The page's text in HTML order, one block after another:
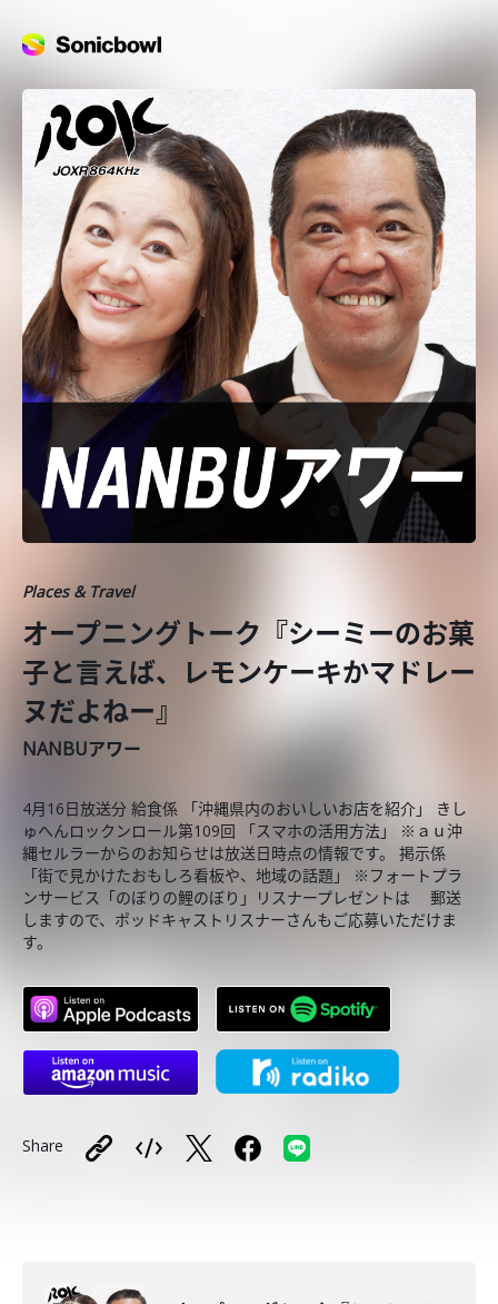
Places & Travel
オープニングトーク『シーミーのお菓
子と言えば、レモンケーキかマドレー
ヌだよねー』
NANBUアワー
4月16日放送分 給食係 「沖縄県内のおいしいお店を紹介」 きし
ゅへんロックンロール第109回 「スマホの活用方法」 ※ａｕ沖
縄セルラーからのお知らせは放送日時点の情報です。 掲示係
「街で見かけたおもしろ看板や、地域の話題」 ※フォートプラ
ンサービス「のぼりの鯉のぼり」リスナープレゼントは 郵送
しますので、ポッドキャストリスナーさんもご応募いただけま
す。
Share